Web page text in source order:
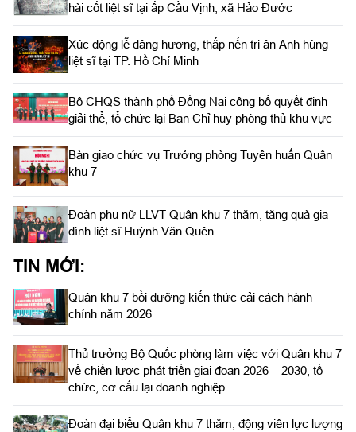
hài cốt liệt sĩ tại ấp Cầu Vịnh, xã Hảo Đước
Xúc động lễ dâng hương, thắp nến tri ân Anh hùng
liệt sĩ tại TP. Hồ Chí Minh
Bộ CHQS thành phố Đồng Nai công bố quyết định
giải thể, tổ chức lại Ban Chỉ huy phòng thủ khu vực
Bàn giao chức vụ Trưởng phòng Tuyên huấn Quân
khu 7
Đoàn phụ nữ LLVT Quân khu 7 thăm, tặng quà gia
đình liệt sĩ Huỳnh Văn Quên
TIN MỚI:
Quân khu 7 bồi dưỡng kiến thức cải cách hành
chính năm 2026
Thủ trưởng Bộ Quốc phòng làm việc với Quân khu 7
về chiến lược phát triển giai đoạn 2026 – 2030, tổ
chức, cơ cấu lại doanh nghiệp
Đoàn đại biểu Quân khu 7 thăm, động viên lực lượng